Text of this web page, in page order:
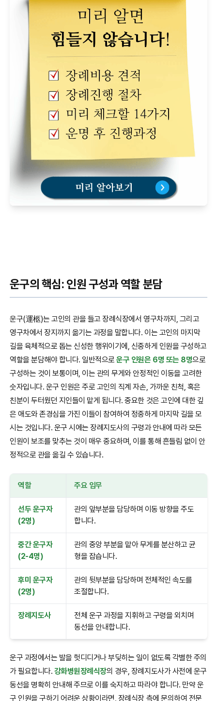
운구의 핵심: 인원 구성과 역할 분담
운구(運柩)는 고인의 관을 들고 장례식장에서 영구차까지, 그리고
영구차에서 장지까지 옮기는 과정을 말합니다. 이는 고인의 마지막
길을 육체적으로 돕는 신성한 행위이기에, 신중하게 인원을 구성하고
역할을 분담해야 합니다. 일반적으로운구 인원은 6명 또는 8명으로
구성하는 것이 보통이며, 이는 관의 무게와 안정적인 이동을 고려한
숫자입니다. 운구 인원은 주로 고인의 직계 자손, 가까운 친척, 혹은
친분이 두터웠던 지인들이 맡게 됩니다. 중요한 것은 고인에 대한 깊
은 애도와 존경심을 가진 이들이 참여하여 정중하게 마지막 길을 모
시는 것입니다. 운구 시에는 장례지도사의 구령과 안내에 따라 모든
인원이 보조를 맞추는 것이 매우 중요하며, 이를 통해 흔들림 없이 안
정적으로 관을 옮길 수 있습니다.
역할 주요 임무
선두 운구자
(2명)
관의 앞부분을 담당하며 이동 방향을 주도
합니다.
중간 운구자
(2-4명)
관의 중앙 부분을 맡아 무게를 분산하고 균
형을 잡습니다.
후미 운구자
(2명)
관의 뒷부분을 담당하며 전체적인 속도를
조절합니다.
장례지도사
전체 운구 과정을 지휘하고 구령을 외치며
동선을 안내합니다.
운구 과정에서는 발을 헛디디거나 부딪히는 일이 없도록 각별한 주의
가 필요합니다. 강화병원장례식장의 경우, 장례지도사가 사전에 운구
동선을 명확히 안내해 주므로 이를 숙지하고 따라야 합니다. 만약 운
구 인원을 구하기 어려운 상황이라면, 장례식장 측에 문의하여 전문